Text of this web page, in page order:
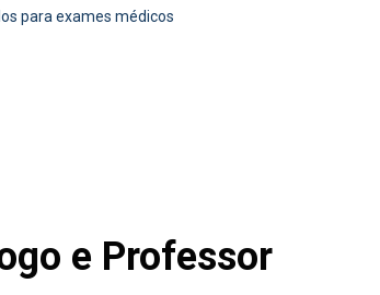
para exames médicos
e Professor